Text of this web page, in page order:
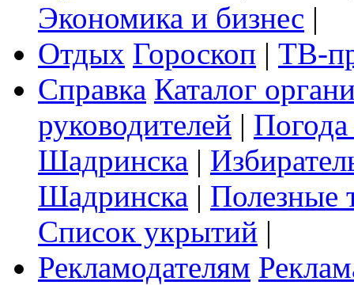
Экономика и бизнес |
Отдых Гороскоп | ТВ-
Справка Каталог
руководителей |
Шадринска |
Шадринска | Полезные
Список укрытий |
Рекламодателям